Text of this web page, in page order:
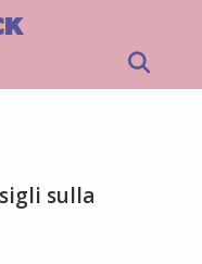
sulla